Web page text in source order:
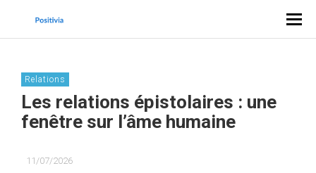
Relations
Les relations épistolaires : une
fenêtre sur l’âme humaine
11/07/2026